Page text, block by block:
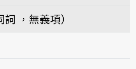
詞 ，無義項）